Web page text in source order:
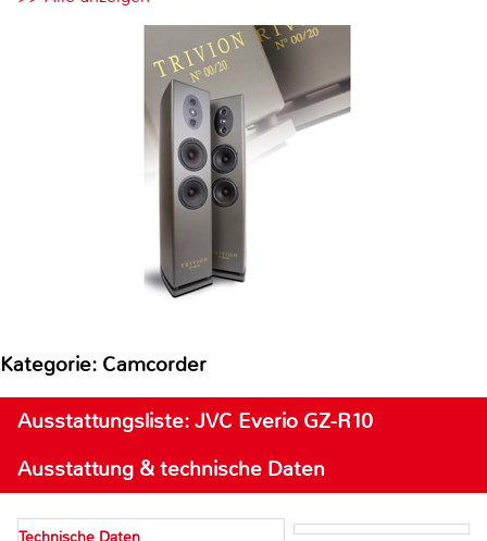
Kategorie: Camcorder
Ausstattungsliste: JVC Everio GZ-R10
Ausstattung & technische Daten